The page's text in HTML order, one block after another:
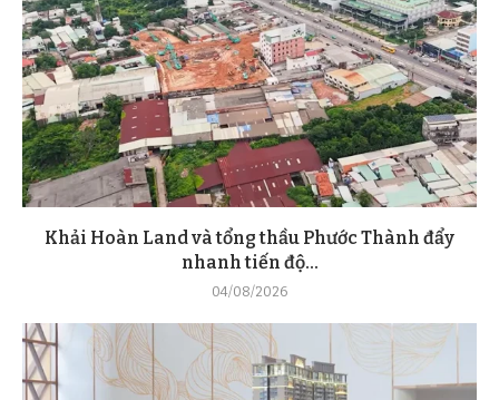
Khải Hoàn Land và tổng thầu Phước Thành đẩy
nhanh tiến độ...
04/08/2026